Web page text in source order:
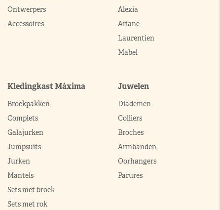
Ontwerpers
Accessoires
Alexia
Ariane
Laurentien
Mabel
Kledingkast Máxima
Broekpakken
Complets
Galajurken
Jumpsuits
Jurken
Mantels
Sets met broek
Sets met rok
Juwelen
Diademen
Colliers
Broches
Armbanden
Oorhangers
Parures